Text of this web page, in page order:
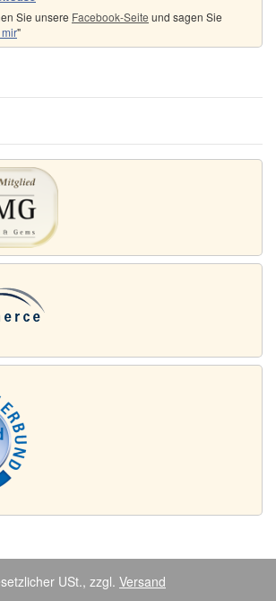
Sie unsere Facebook-Seite und sagen Sie
"
USt., zzgl. Versand